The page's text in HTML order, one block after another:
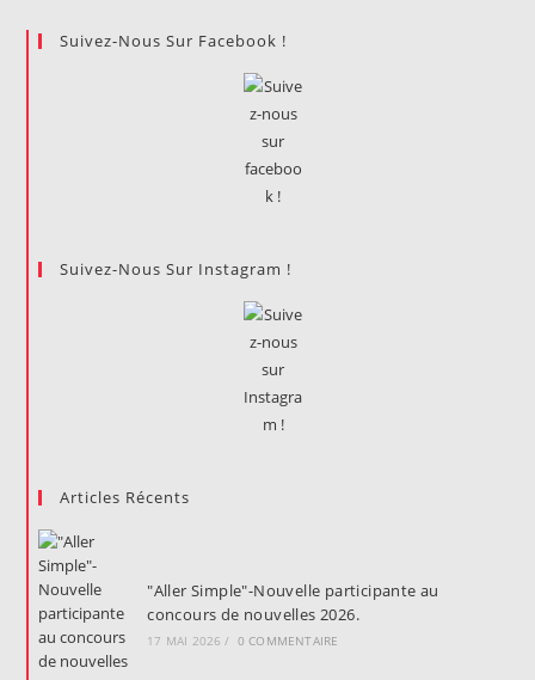
Suivez-Nous Sur Facebook !
Suivez-Nous Sur Instagram !
Articles Récents
"Aller Simple"-Nouvelle participante au
concours de nouvelles 2026.
17 MAI 2026 / 0 COMMENTAIRE